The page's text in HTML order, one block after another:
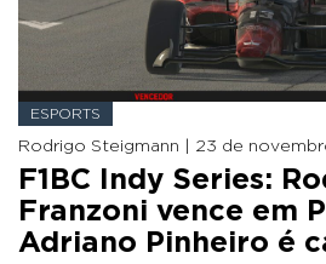
ESPORTS
Rodrigo Steigmann | 23 de
F1BC Indy Series:
Franzoni vence em
Adriano Pinheiro é